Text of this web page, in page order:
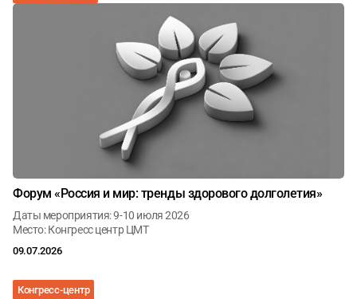
Форум «Россия и мир: тренды здорового долголетия»
Даты мероприятия: 9-10 июля 2026
Место: Конгресс центр ЦМТ
09.07.2026
Конгресс-центр